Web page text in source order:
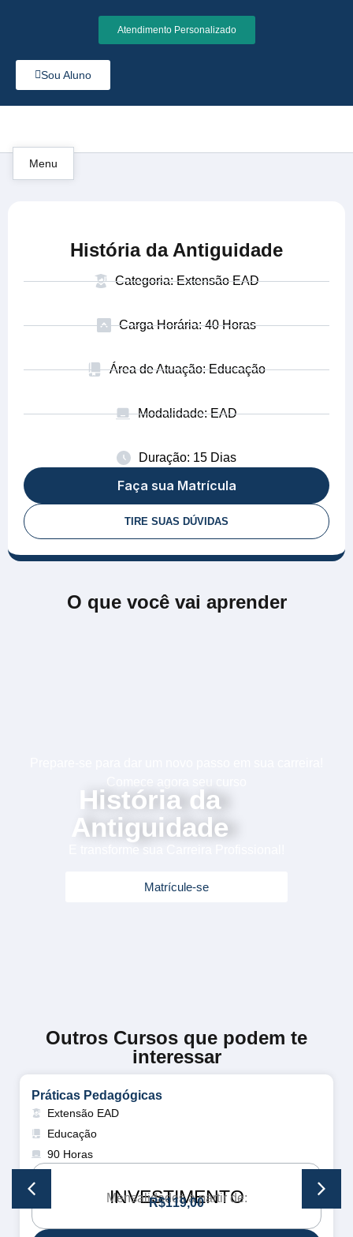
Atendimento Personalizado
Sou Aluno
Menu
O que você vai aprender
História da Antiguidade
Categoria: Extensão EAD
Carga Horária: 40 Horas
Área de Atuação: Educação
Modalidade: EAD
Duração: 15 Dias
Faça sua Matrícula
TIRE SUAS DÚVIDAS
História da
Antiguidade
E transforme sua Carreira Profissional!
Matrícule-se
Outros Cursos que podem te
interessar
Práticas Pedagógicas
Extensão EAD
Educação
90 Horas
INVESTIMENTO
Mensalidades a partir de:
R$119,00